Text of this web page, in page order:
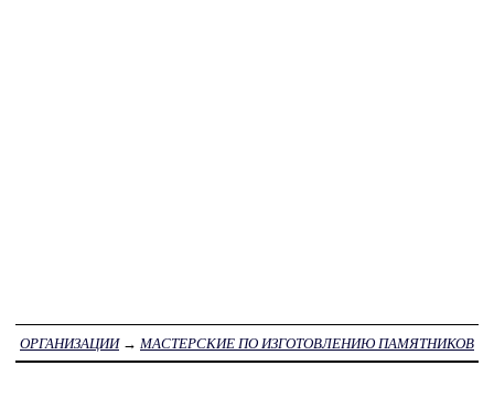
ОРГАНИЗАЦИИ→ МАСТЕРСКИЕ ПО ИЗГОТОВЛЕНИЮ ПАМЯТНИКОВ